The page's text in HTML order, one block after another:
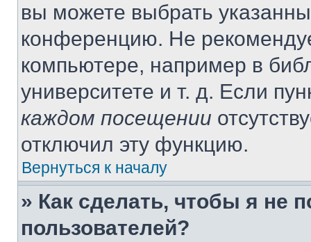
вы можете выбрать
конференцию. Не
компьютере, например в
университете и т. д. Если
каждом посещении
отключил эту функцию.
Вернуться к началу
» Как сделать, чтобы я не
пользователей?